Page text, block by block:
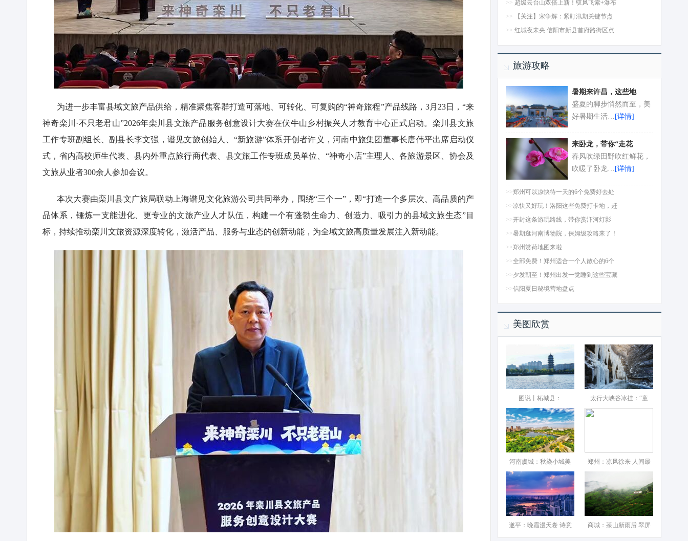
为进一步丰富县域文旅产品供给，精准聚焦客群打造可落地、可转化、可复购的“神奇旅程”产品线路，3月23日，“来
神奇栾川·不只老君山”2026年栾川县文旅产品服务创意设计大赛在伏牛山乡村振兴人才教育中心正式启动。栾川县文旅
工作专班副组长、副县长李文强，谱见文旅创始人、“新旅游”体系开创者许义，河南中旅集团董事长唐伟平出席启动仪
式，省内高校师生代表、县内外重点旅行商代表、县文旅工作专班成员单位、“神奇小店”主理人、各旅游景区、协会及
文旅从业者300余人参加会议。
本次大赛由栾川县文广旅局联动上海谱见文化旅游公司共同举办，围绕“三个一”，即“打造一个多层次、高品质的产
品体系，锤炼一支能进化、更专业的文旅产业人才队伍，构建一个有蓬勃生命力、创造力、吸引力的县域文旅生态”目
标，持续推动栾川文旅资源深度转化，激活产品、服务与业态的创新动能，为全域文旅高质量发展注入新动能。
>> 超级云台山双倍上新！驭风飞索+瀑布
>>
【关注】宋争辉：紧盯汛期关键节点
>> 红城夜未央 信阳市新县首府路街区点
旅游攻略
暑期来许昌，这些地
盛夏的脚步悄然而至，美
好暑期生活… [详情]
来卧龙，带你“走花
春风吹绿田野吹红鲜花，
吹暖了卧龙… [详情]
>>郑州可以凉快待一天的6个免费好去处
>>凉快又好玩！洛阳这些免费打卡地，赶
>>开封这条游玩路线，带你赏汴河灯影
>>暑期逛河南博物院，保姆级攻略来了！
>>郑州赏荷地图来啦
>>全部免费！郑州适合一个人散心的6个
>>夕发朝至！郑州出发一觉睡到这些宝藏
>>信阳夏日秘境营地盘点
美图欣赏
图说丨柘城县：‌ 太行大峡谷冰挂：“童
河南虞城：秋染小城美 郑州：凉风徐来 人间最
遂平：晚霞漫天卷 诗意 商城：茶山新雨后 翠屏